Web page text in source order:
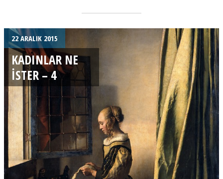
22 ARALIK 2015
KADINLAR NE
ISTER – 4